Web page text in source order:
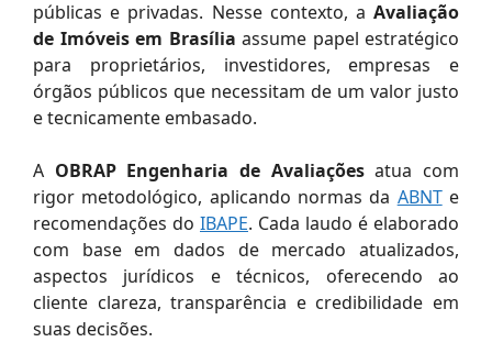
públicas e privadas. Nesse contexto, a Avaliação
de Imóveis em Brasília assume papel estratégico
para proprietários, investidores, empresas e
órgãos públicos que necessitam de um valor justo
e tecnicamente embasado.
A OBRAP Engenharia de Avaliaçõesatua com
rigor metodológico, aplicando normas da ABNTe
recomendações do IBAPE. Cada laudo é elaborado
com base em dados de mercado atualizados,
aspectos jurídicos e técnicos, oferecendo ao
cliente clareza, transparência e credibilidade em
suas decisões.